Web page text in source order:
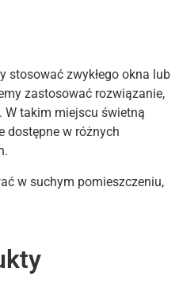
stosować zwykłego okna lub
zastosować rozwiązanie,
W takim miejscu świetną
dostępne w różnych
w suchym pomieszczeniu,